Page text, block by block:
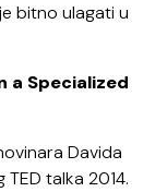
bitno ulagati u
a Specialized
Davida
talka 2014.